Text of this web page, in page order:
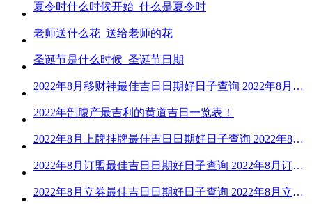
夏令时什么时候开始_什么是夏令时
老师送什么花_送给老师的花
圣诞节是什么时候_圣诞节日期
2022年8月移财神最佳吉日日期好日子查询 2022年8月移财神吉日一览
2022年剖腹产最吉利的黄道吉日一览表！
2022年8月上牌挂牌最佳吉日日期好日子查询 2022年8月上牌吉日精选
2022年8月订盟最佳吉日日期好日子查询 2022年8月订盟黄道吉日一览
2022年8月立券最佳吉日日期好日子查询 2022年8月立券的黄道吉日一览